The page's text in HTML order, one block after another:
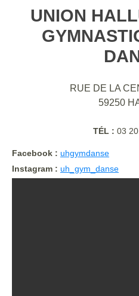
UNION
RUE DE LA
59250
TÉL : 03
Facebook : uhgymdanse
Instagram : uh_gym_danse